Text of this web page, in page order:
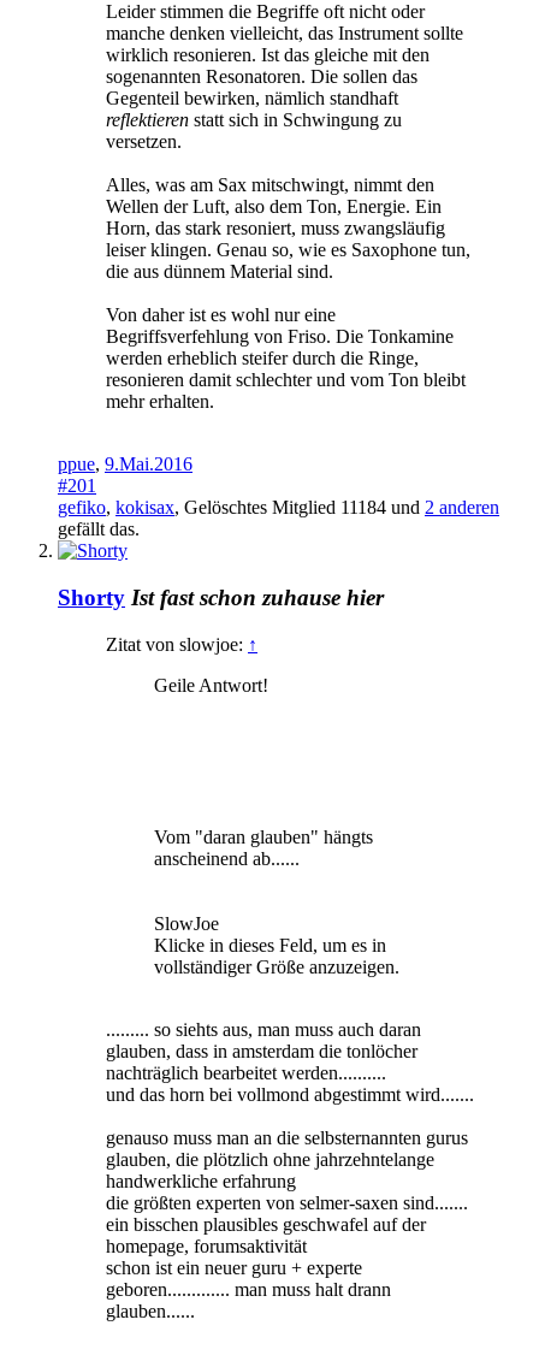
Leider stimmen die Begriffe oft nicht oder
manche denken vielleicht, das Instrument sollte
wirklich resonieren. Ist das gleiche mit den
sogenannten Resonatoren. Die sollen das
Gegenteil bewirken, nämlich standhaft
reflektieren statt sich in Schwingung zu
versetzen.
Alles, was am Sax mitschwingt, nimmt den
Wellen der Luft, also dem Ton, Energie. Ein
Horn, das stark resoniert, muss zwangsläufig
leiser klingen. Genau so, wie es Saxophone tun,
die aus dünnem Material sind.
Von daher ist es wohl nur eine
Begriffsverfehlung von Friso. Die Tonkamine
werden erheblich steifer durch die Ringe,
resonieren damit schlechter und vom Ton bleibt
mehr erhalten.
ppue, 9.Mai.2016
#201
gefiko, kokisax, Gelöschtes Mitglied 11184 und 2 anderen
gefällt das.
Shorty Ist fast schon zuhause hier
Zitat von slowjoe: ↑
Geile Antwort!
Vom "daran glauben" hängts
anscheinend ab......
SlowJoe
Klicke in dieses Feld, um es in
vollständiger Größe anzuzeigen.
......... so siehts aus, man muss auch daran
glauben, dass in amsterdam die tonlöcher
nachträglich bearbeitet werden..........
und das horn bei vollmond abgestimmt wird.......
genauso muss man an die selbsternannten gurus
glauben, die plötzlich ohne jahrzehntelange
handwerkliche erfahrung
die größten experten von selmer-saxen sind.......
ein bisschen plausibles geschwafel auf der
homepage, forumsaktivität
schon ist ein neuer guru + experte
geboren............. man muss halt drann
glauben......